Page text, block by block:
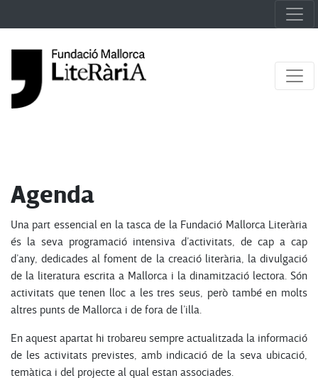
Agenda
Una part essencial en la tasca de la Fundació Mallorca Literària
és la seva programació intensiva d’activitats, de cap a cap
d’any, dedicades al foment de la creació literària, la divulgació
de la literatura escrita a Mallorca i la dinamització lectora. Són
activitats que tenen lloc a les tres seus, però també en molts
altres punts de Mallorca i de fora de l’illa.
En aquest apartat hi trobareu sempre actualitzada la informació
de les activitats previstes, amb indicació de la seva ubicació,
temàtica i del projecte al qual estan associades.